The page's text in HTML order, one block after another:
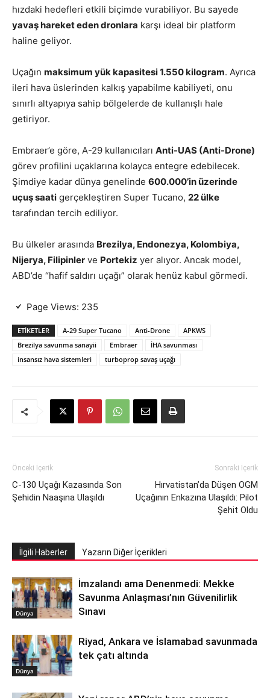
hızdaki hedefleri etkili biçimde vurabiliyor. Bu sayede
yavaş hareket eden dronlara karşı ideal bir platform
haline geliyor.
Uçağın maksimum yük kapasitesi 1.550 kilogram. Ayrıca
ileri hava üslerinden kalkış yapabilme kabiliyeti, onu
sınırlı altyapıya sahip bölgelerde de kullanışlı hale
getiriyor.
Embraer’e göre, A-29 kullanıcıları Anti-UAS (Anti-Drone)
görev profilini uçaklarına kolayca entegre edebilecek.
Şimdiye kadar dünya genelinde 600.000’in üzerinde
uçuş saati gerçekleştiren Super Tucano, 22 ülke
tarafından tercih ediliyor.
Bu ülkeler arasında Brezilya, Endonezya, Kolombiya,
Nijerya, Filipinler ve Portekiz yer alıyor. Ancak model,
ABD’de “hafif saldırı uçağı” olarak henüz kabul görmedi.
Page Views: 235
ETIKETLER A-29 Super Tucano Anti-Drone
APKWS
Brezilya savunma sanayii
Embraer
İHA savunması
insansız hava sistemleri
turboprop savaş uçağı
Önceki İçerik
C-130 Uçağı Kazasında Son
Şehidin Naaşına Ulaşıldı
Sonraki İçerik
Hırvatistan’da Düşen OGM
Uçağının Enkazına Ulaşıldı: Pilot
Şehit Oldu
İlgili Haberler Yazarın Diğer İçerikleri
Dünya
İmzalandı ama Denenmedi: Mekke
Savunma Anlaşması’nın Güvenilirlik
Sınavı
Dünya
Riyad, Ankara ve İslamabad savunmada
tek çatı altında